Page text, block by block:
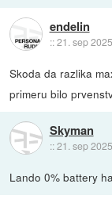
endelin
::21. sep
Skoda da razlika
primeru bilo
Skyman
::21. sep
Lando 0% battery